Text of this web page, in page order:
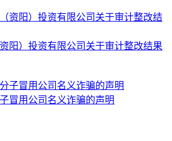
阳）投资有限公司关于审计整改结果
冒用公司名义诈骗的声明